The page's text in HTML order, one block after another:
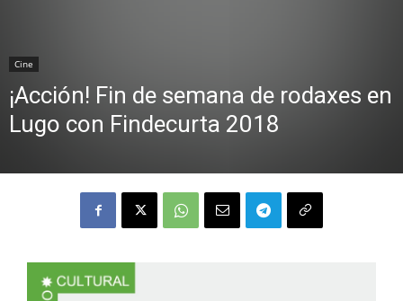
Cine
¡Acción! Fin de semana de rodaxes en
Lugo con Findecurta 2018